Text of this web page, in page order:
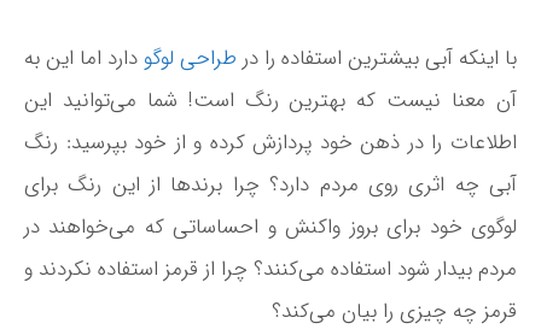
با اینکه آبی بیشترین استفاده را در طراحی لوگو دارد اما این به
آن معنا نیست که بهترین رنگ است! شما می­‌توانید این
اطلاعات را در ذهن خود پردازش کرده و از خود بپرسید: رنگ
آبی چه اثری روی مردم دارد؟ چرا برندها از این رنگ برای
لوگوی خود برای بروز واکنش و احساساتی که می‌­خواهند در
مردم بیدار شود استفاده می­‌کنند؟ چرا از قرمز استفاده نکردند و
قرمز چه چیزی را بیان می‌­کند؟